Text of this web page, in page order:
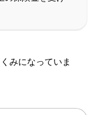
みになっていま